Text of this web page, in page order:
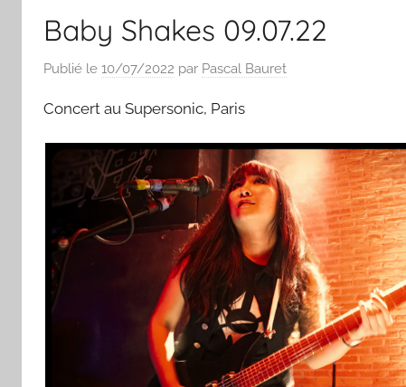
Baby Shakes 09.07.22
Publié le 10/07/2022 par Pascal Bauret
Concert au Supersonic, Paris